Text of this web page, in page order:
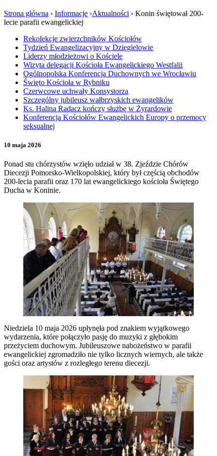
Strona główna › Informacje ›Aktualności › Konin świętował 200-
lecie parafii ewangelickiej
Rekolekcje zwierzchników Kościołów
Tydzień Ewangelizacyjny w Dzięgielowie
Liderzy młodzieżowi o Kościele
Wizyta delegacji Kościoła Ewangelickiego Westfalii
Ogólnopolska Konferencja Duchownych we Wrocławiu
Święto Kościoła w Rybniku
Czerwcowe uchwały Konsystorza
Szczególny jubileusz wałbrzyskich ewangelików
Ks. Halina Radacz kończy służbę w Żyrardowie
Konferencja Kościołów Ewangelickich Europy o przemocy
seksualnej
10 maja 2026
Ponad stu chórzystów wzięło udział w 38. Zjeździe Chórów
Diecezji Pomorsko-Wielkopolskiej, który był częścią obchodów
200-lecia parafii oraz 170 lat ewangelickiego kościoła Świętego
Ducha w Koninie.
Niedziela 10 maja 2026 upłynęła pod znakiem wyjątkowego
wydarzenia, które połączyło pasję do muzyki z głębokim
przeżyciem duchowym. Jubileuszowe nabożeństwo w parafii
ewangelickiej zgromadziło nie tylko licznych wiernych, ale także
gości oraz artystów z rozległego terenu diecezji.